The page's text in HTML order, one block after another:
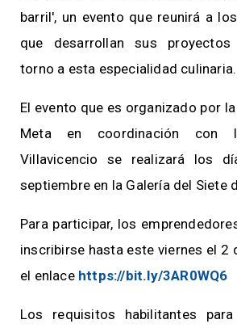
barril', un evento que reunirá a
que desarrollan sus
torno a esta especialidad culinaria.
El evento que es organizado por
Meta en coordinación con
Villavicencio se realizará los
septiembre en la Galería del Siete
Para participar, los
inscribirse hasta este viernes el 2
el enlace https://bit.ly/3AR0WQ6
Los requisitos habilitantes